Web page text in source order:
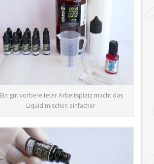
Ein gut vorbereiteter Arbeitsplatz macht das
Liquid mischen einfacher.